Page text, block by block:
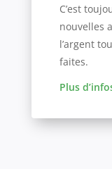
C’est
nouvelles
l’argent
faites.
Plus